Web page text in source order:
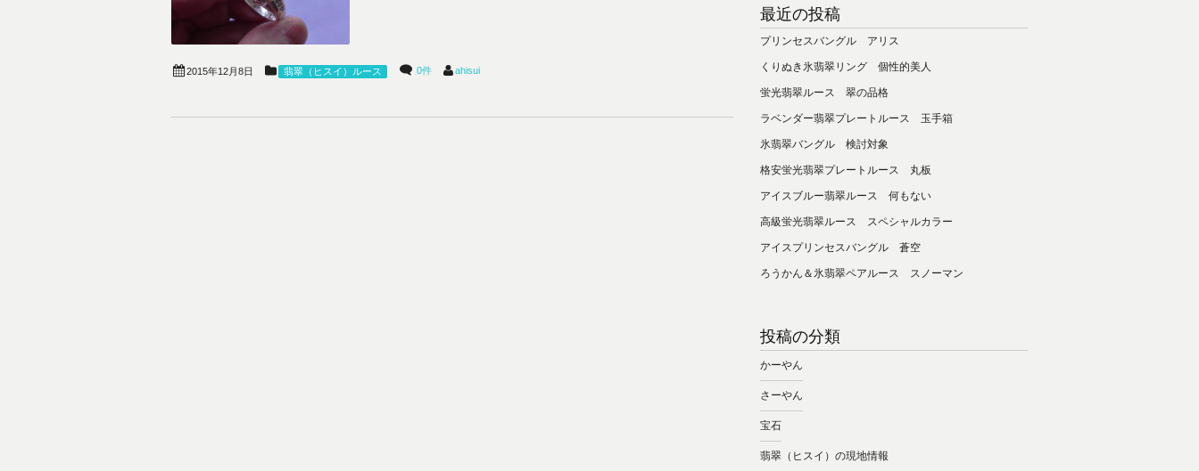
2015年12月8日 翡翠（ヒスイ）ルース 0件 ahisui
最近の投稿
プリンセスバングル アリス
くりぬき氷翡翠リング 個性的美人
蛍光翡翠ルース 翠の品格
ラベンダー翡翠プレートルース 玉手箱
氷翡翠バングル 検討対象
格安蛍光翡翠プレートルース 丸板
アイスブルー翡翠ルース 何もない
高級蛍光翡翠ルース スペシャルカラー
アイスプリンセスバングル 蒼空
ろうかん＆氷翡翠ペアルース スノーマン
投稿の分類
かーやん
さーやん
宝石
翡翠（ヒスイ）の現地情報